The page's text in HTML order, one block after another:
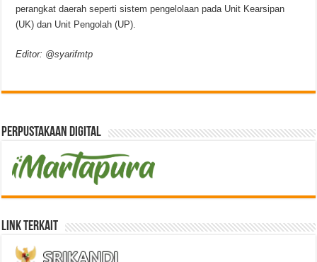
perangkat daerah seperti sistem pengelolaan pada Unit Kearsipan
(UK) dan Unit Pengolah (UP).
Editor: @syarifmtp
Perpustakaan Digital
Link Terkait